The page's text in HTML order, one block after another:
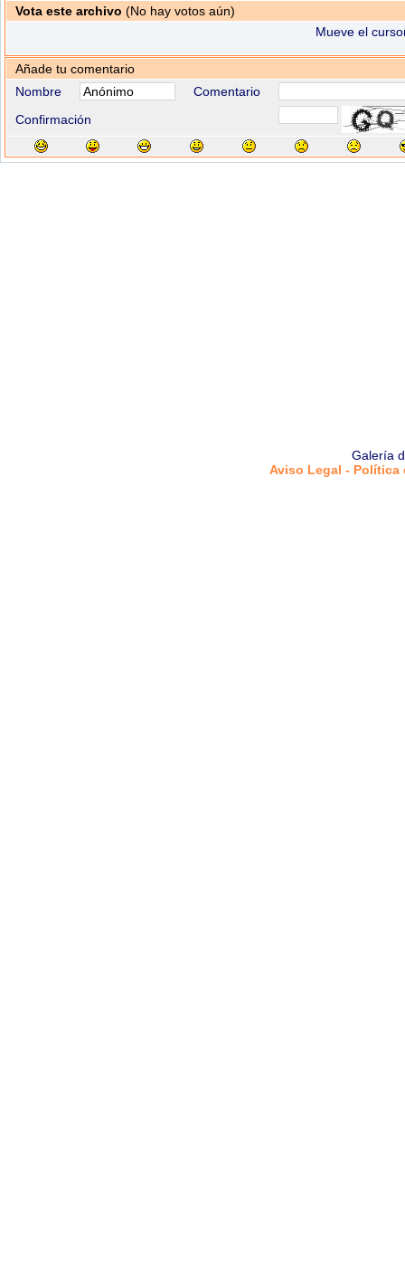
Vota este archivo (No hay votos aún)
Mueve el
Añade tu comentario
Nombre
Comentario
Confirmación
Galería
Aviso Legal -